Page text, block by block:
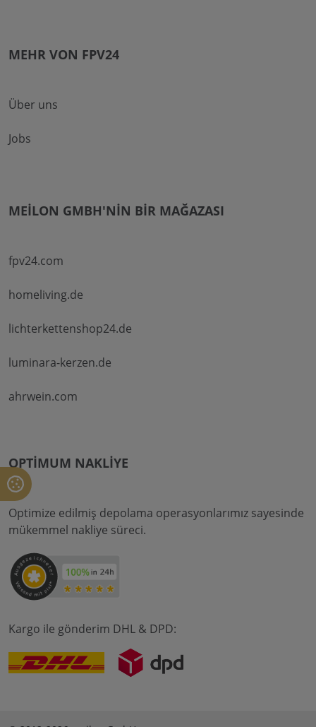
MEHR VON FPV24
Über uns
Jobs
MEILON GMBH'NIN BIR MAĞAZASI
fpv24.com
homeliving.de
lichterkettenshop24.de
luminara-kerzen.de
ahrwein.com
OPTIMUM NAKLIYE
Optimize edilmiş depolama operasyonlarımız sayesinde
mükemmel nakliye süreci.
Kargo ile gönderim DHL & DPD: